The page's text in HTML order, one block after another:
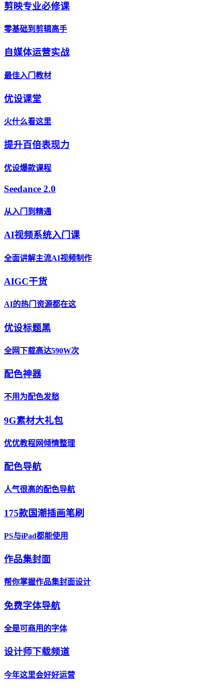
剪映专业必修课
零基础到剪辑高手
自媒体运营实战
最佳入门教材
优设课堂
火什么看这里
提升百倍表现力
优设爆款课程
Seedance 2.0
从入门到精通
AI视频系统入门课
全面讲解主流AI视频制作
AIGC干货
AI的热门资源都在这
优设标题黑
全网下载高达590W次
配色神器
不用为配色发愁
9G素材大礼包
优优教程网倾情整理
配色导航
人气很高的配色导航
175款国潮插画笔刷
PS与iPad都能使用
作品集封面
帮你掌握作品集封面设计
免费字体导航
全是可商用的字体
设计师下载频道
今年这里会好好运营